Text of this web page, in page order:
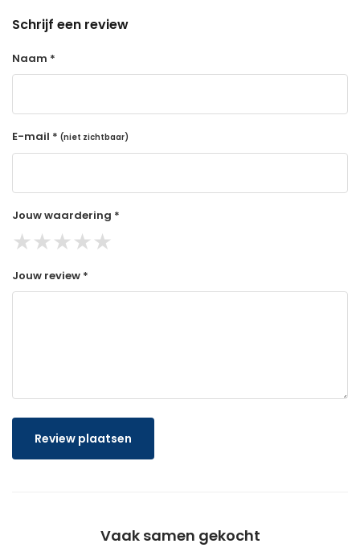
Schrijf een review
Naam *
E-mail * (niet zichtbaar)
Jouw waardering *
★★★★★
Jouw review *
Review plaatsen
Vaak samen gekocht